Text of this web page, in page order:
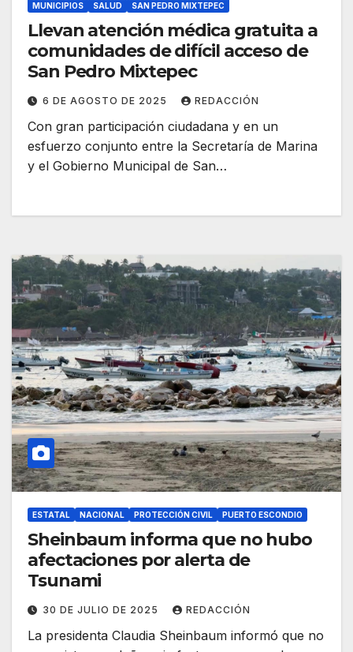
MUNICIPIOS SALUD SAN PEDRO MIXTEPEC
Llevan atención médica gratuita a
comunidades de difícil acceso de
San Pedro Mixtepec
6 DE AGOSTO DE 2025 REDACCIÓN
Con gran participación ciudadana y en un
esfuerzo conjunto entre la Secretaría de Marina
y el Gobierno Municipal de San…
ESTATAL NACIONAL PROTECCIÓN CIVIL PUERTO ESCONDIO
Sheinbaum informa que no hubo
afectaciones por alerta de
Tsunami
30 DE JULIO DE 2025 REDACCIÓN
La presidenta Claudia Sheinbaum informó que no